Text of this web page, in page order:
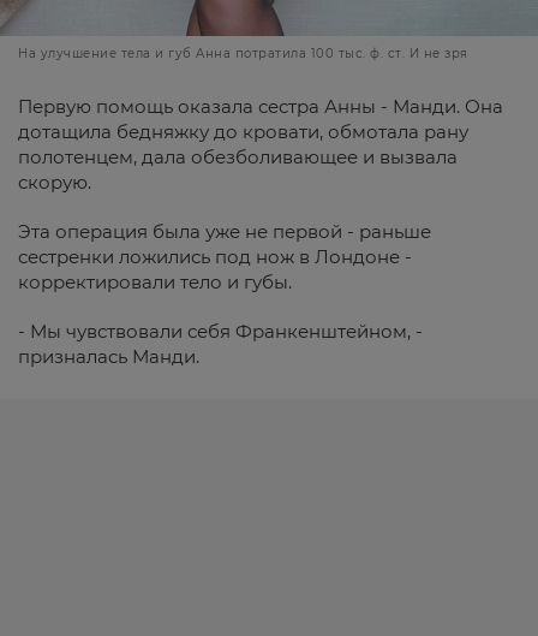
На улучшение тела и губ Анна потратила 100 тыс. ф. ст. И не зря
Первую помощь оказала сестра Анны - Манди. Она
дотащила бедняжку до кровати, обмотала рану
полотенцем, дала обезболивающее и вызвала
скорую.
Эта операция была уже не первой - раньше
сестренки ложились под нож в Лондоне -
корректировали тело и губы.
- Мы чувствовали себя Франкенштейном, -
призналась Манди.